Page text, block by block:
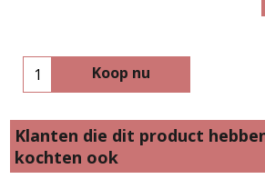
Koop nu
Klanten die dit product
kochten ook